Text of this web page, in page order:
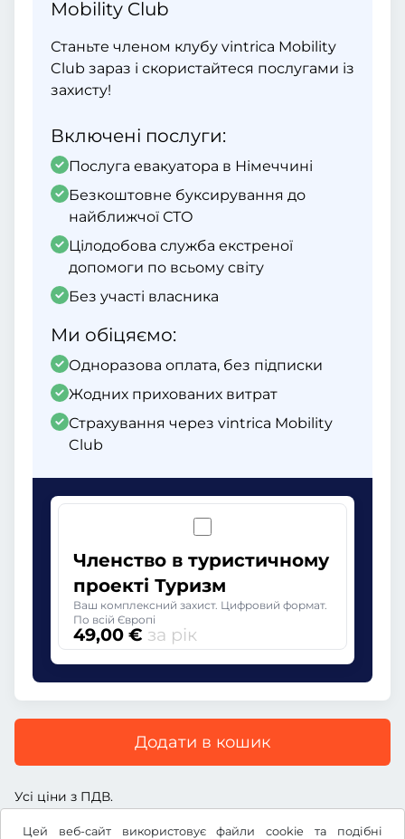
Цей веб-сайт використовує файли cookie та подібні
Mobility Club
Станьте членом клубу vintrica Mobility
Club зараз і скористайтеся послугами із
захисту!
Включені послуги:
Послуга евакуатора в Німеччині
Безкоштовне буксирування до
найближчої СТО
Цілодобова служба екстреної
допомоги по всьому світу
Без участі власника
Ми обіцяємо:
Одноразова оплата, без підписки
Жодних прихованих витрат
Страхування через vintrica Mobility
Club
Членство в туристичному
проекті Туризм
Ваш комплексний захист. Цифровий формат.
По всій Європі
49,00 € за рік
Додати в кошик
Усі ціни з ПДВ.